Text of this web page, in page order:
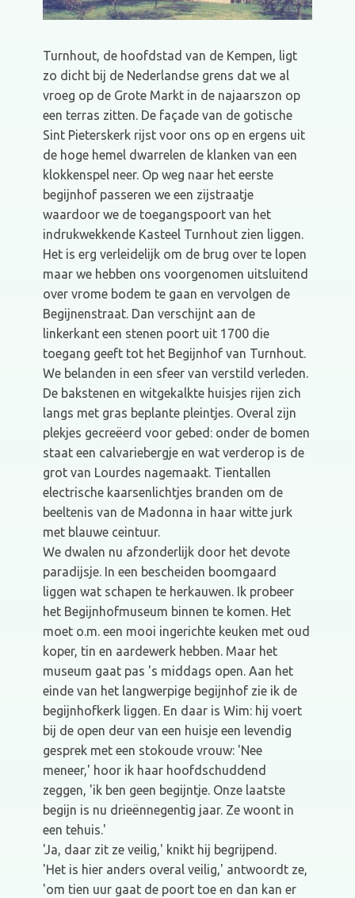
Turnhout, de hoofdstad van de Kempen, ligt
zo dicht bij de Nederlandse grens dat we al
vroeg op de Grote Markt in de najaarszon op
een terras zitten. De façade van de gotische
Sint Pieterskerk rijst voor ons op en ergens uit
de hoge hemel dwarrelen de klanken van een
klokkenspel neer. Op weg naar het eerste
begijnhof passeren we een zijstraatje
waardoor we de toegangspoort van het
indrukwekkende Kasteel Turnhout zien liggen.
Het is erg verleidelijk om de brug over te lopen
maar we hebben ons voorgenomen uitsluitend
over vrome bodem te gaan en vervolgen de
Begijnenstraat. Dan verschijnt aan de
linkerkant een stenen poort uit 1700 die
toegang geeft tot het Begijnhof van Turnhout.
We belanden in een sfeer van verstild verleden.
De bakstenen en witgekalkte huisjes rijen zich
langs met gras beplante pleintjes. Overal zijn
plekjes gecreëerd voor gebed: onder de bomen
staat een calvariebergje en wat verderop is de
grot van Lourdes nagemaakt. Tientallen
electrische kaarsenlichtjes branden om de
beeltenis van de Madonna in haar witte jurk
met blauwe ceintuur.
We dwalen nu afzonderlijk door het devote
paradijsje. In een bescheiden boomgaard
liggen wat schapen te herkauwen. Ik probeer
het Begijnhofmuseum binnen te komen. Het
moet o.m. een mooi ingerichte keuken met oud
koper, tin en aardewerk hebben. Maar het
museum gaat pas 's middags open. Aan het
einde van het langwerpige begijnhof zie ik de
begijnhofkerk liggen. En daar is Wim: hij voert
bij de open deur van een huisje een levendig
gesprek met een stokoude vrouw: 'Nee
meneer,' hoor ik haar hoofdschuddend
zeggen, 'ik ben geen begijntje. Onze laatste
begijn is nu drieënnegentig jaar. Ze woont in
een tehuis.'
'Ja, daar zit ze veilig,' knikt hij begrijpend.
'Het is hier anders overal veilig,' antwoordt ze,
'om tien uur gaat de poort toe en dan kan er